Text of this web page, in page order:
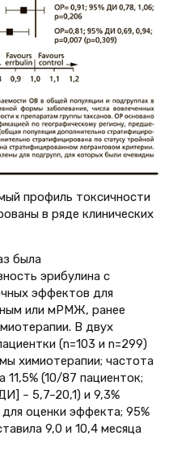
профиль токсичности
в ряде клинических
была
эрибулина с
эффектов для
или мРМЖ, ранее
В двух
(n=103 и n=299)
химиотерапии; частота
11,5% (10/87 пациенток;
– 5,7–20,1) и 9,3%
оценки эффекта; 95%
9,0 и 10,4 месяца